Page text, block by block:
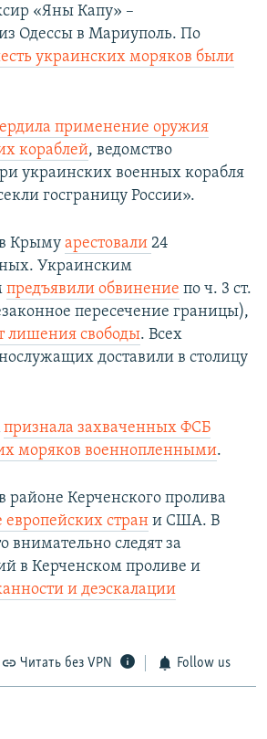
«Яны Капу» –
Одессы в Мариуполь. По
украинских моряков были
применение оружия
кораблей, ведомство
украинских военных корабля
госграницу России».
Крыму арестовали 24
Украинским
предъявили обвинение по ч. 3 ст.
пересечение границы),
лишения свободы. Всех
доставили в столицу
признала захваченных ФСБ
моряков военнопленными.
районе Керченского пролива
стран и США. В
внимательно следят за
в Керченском проливе и
и деэскалации
Читать без VPN Follow us